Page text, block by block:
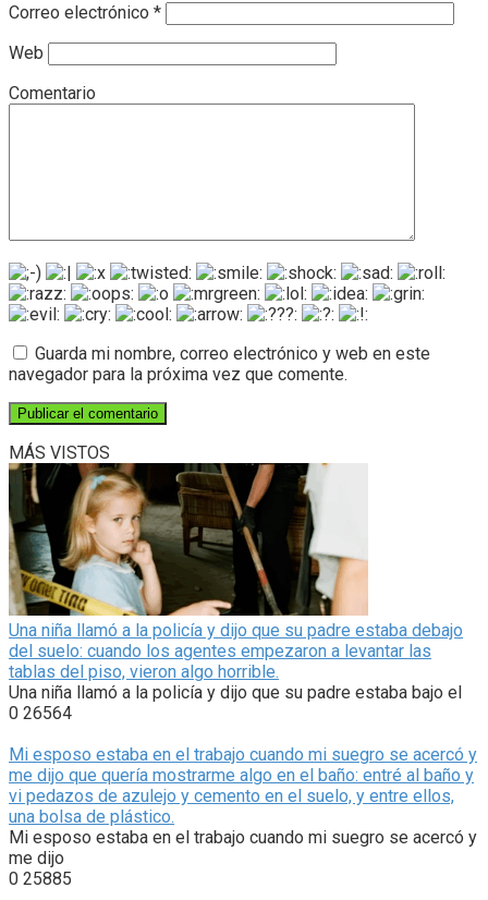
Correo electrónico *
Web
Comentario
Guarda mi nombre, correo electrónico y web en este
navegador para la próxima vez que comente.
MÁS VISTOS
Una niña llamó a la policía y dijo que su padre estaba debajo
del suelo: cuando los agentes empezaron a levantar las
tablas del piso, vieron algo horrible.
Una niña llamó a la policía y dijo que su padre estaba bajo el
0 26564
Mi esposo estaba en el trabajo cuando mi suegro se acercó y
me dijo que quería mostrarme algo en el baño: entré al baño y
vi pedazos de azulejo y cemento en el suelo, y entre ellos,
una bolsa de plástico.
Mi esposo estaba en el trabajo cuando mi suegro se acercó y
me dijo
0 25885